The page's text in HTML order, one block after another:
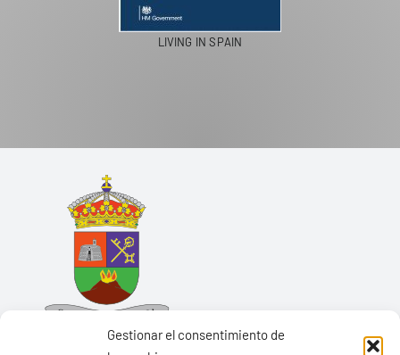
Gestionar el consentimiento de
LIVING IN SPAIN